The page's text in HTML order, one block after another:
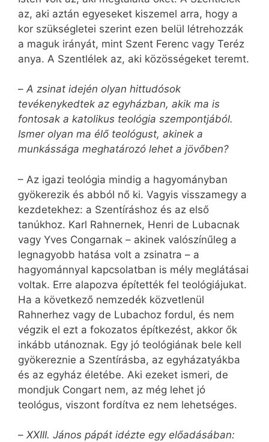
az, aki aztán egyeseket kiszemel arra, hogy a
kor szükségletei szerint ezen belül létrehozzák
a maguk irányát, mint Szent Ferenc vagy Teréz
anya. A Szentlélek az, aki közösségeket teremt.
– A zsinat idején olyan hittudósok
tevékenykedtek az egyházban, akik ma is
fontosak a katolikus teológia szempontjából.
Ismer olyan ma élő teológust, akinek a
munkássága meghatározó lehet a jövőben?
– Az igazi teológia mindig a hagyományban
gyökerezik és abból nő ki. Vagyis visszamegy a
kezdetekhez: a Szentíráshoz és az első
tanúkhoz. Karl Rahnernek, Henri de Lubacnak
vagy Yves Congarnak – akinek valószínűleg a
legnagyobb hatása volt a zsinatra – a
hagyománnyal kapcsolatban is mély meglátásai
voltak. Erre alapozva építették fel teológiájukat.
Ha a következő nemzedék közvetlenül
Rahnerhez vagy de Lubachoz fordul, és nem
végzik el ezt a fokozatos építkezést, akkor ők
inkább utánoznak. Egy jó teológiának bele kell
gyökereznie a Szentírásba, az egyházatyákba
és az egyház életébe. Aki ezeket ismeri, de
mondjuk Congart nem, az még lehet jó
teológus, viszont fordítva ez nem lehetséges.
– XXIII. János pápát idézte egy előadásában: